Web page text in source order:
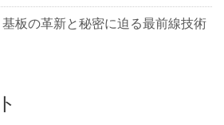
板の革新と秘密に迫る最前線技術